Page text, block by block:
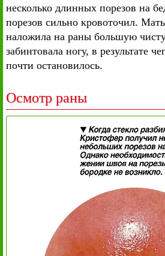
несколько длинных порезов на
порезов сильно кровоточил.
наложила на раны большую
забинтовала ногу, в результате
почти остановилось.
Осмотр раны